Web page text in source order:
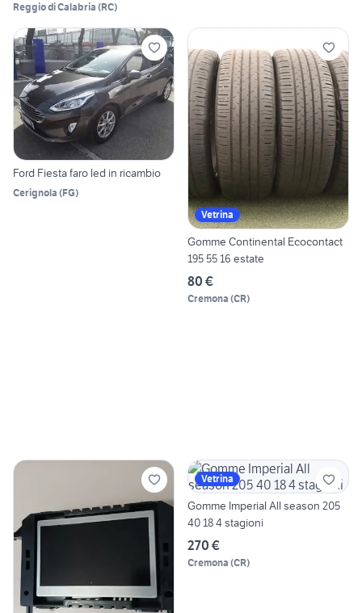
Reggio di Calabria (RC)
Ford Fiesta faro led in ricambio
Cerignola (FG)
Vetrina
Gomme Continental Ecocontact
195 55 16 estate
80 €
Cremona (CR)
Vetrina
Gomme Imperial All season 205
40 18 4 stagioni
270 €
Cremona (CR)